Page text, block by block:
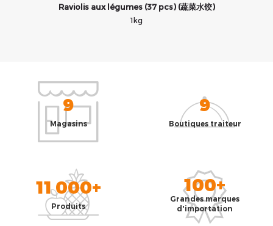
Raviolis aux légumes (37 pcs) (蔬菜水饺)
1kg
9
Magasins
9
Boutiques traiteur
11 000+
Produits
100+
Grandes marques
d'importation